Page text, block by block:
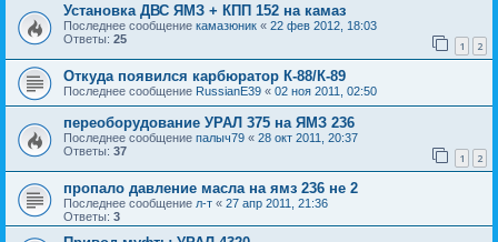
Установка ДВС ЯМЗ + КПП 152 на камаз
Последнее сообщение камазюник « 22 фев 2012, 18:03
Ответы: 25 1 2
Откуда появился карбюратор К-88/К-89
Последнее сообщение RussianE39 « 02 ноя 2011, 02:50
переоборудование УРАЛ 375 на ЯМЗ 236
Последнее сообщение палыч79 « 28 окт 2011, 20:37
Ответы: 37 1 2
пропало давление масла на ямз 236 не 2
Последнее сообщение л-т « 27 апр 2011, 21:36
Ответы: 3